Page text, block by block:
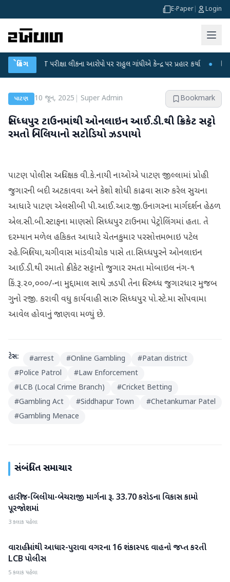
E-Paper Login
બ્રેકિંગ
NET પરીક્ષા લીકના આરોપો પર રાહુલ ગાંધીએ કેન્દ્ર પર પ્રહાર કર્યા ●
પાટણ 10 જૂન, 2025 Super Admin Bookmark
સિધ્ધપુર ટાઉનમાંથી ઓનલાઇન આઈ.ડી.થી ક્રિકેટ સટ્ટો
રમતો બિલિયાનો સટોડિયો ઝડપાયો
પાટણ પોલીસ અધિક્ષક વી.કે.નાયી નાઓએ પાટણ જીલ્લામાં પ્રોહી
જુગારની બદી અટકાવવા અને કેશો શોધી કાઢવા સારુ કરેલ સુચના
આધારે પાટણ એલસીબી પી.આઈ.આર.જી.ઉનાગરના માર્ગદર્શન હેઠળ
એલ.સી.બી.સ્ટાફના માણસો સિધ્ધપુર ટાઉનમા પેટ્રોલિંગમાં હતા. તે
દરમ્યાન મળેલ હકિકત આધારે ચેતનકુમાર પરસોત્તમભાઇ પટેલ
રહે.બિલિયા,ચગીવાસ માંડવીચોક પાસે તા.સિધ્ધપુરને ઓનલાઇન
આઈ.ડી.થી રમાતો ક્રીકેટ સટ્ટાનો જુગાર રમતા મોબાઇલ નંગ-૧
કિં.રૂ.૨૦,૦૦૦/-ના મુદ્દામાલ સાથે ઝડપી તેના વિરુધ્ધ જુગારધાર મુજબ
ગુનો રજી. કરાવી વધુ કાર્યવાહી સારુ સિધ્ધપુર પો.સ્ટે.મા સોંપવામા
આવેલ હોવાનું જાણવા મળ્યું છે.
ટેગ્સ: #arrest #Online Gambling #Patan district
#Police Patrol #Law Enforcement
#LCB (Local Crime Branch) #Cricket Betting
#Gambling Act #Siddhapur Town #Chetankumar Patel
#Gambling Menace
સંબંધિત સમાચાર
પાટણ
હારીજ-બિલીયા-બેચરાજી માર્ગના રૂ. 33.70 કરોડના વિકાસ કામો
પૂરજોશમાં
3 કલાક પહેલા
પાટણ
વારાહીમાંથી આધાર-પુરાવા વગરના 16 શંકાસ્પદ વાહનો જપ્ત કરતી
LCB પોલીસ
5 કલાક પહેલા